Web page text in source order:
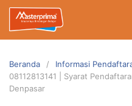
Langsung
konten
Beranda
Informasi
08112813141 | Syarat
Denpasar